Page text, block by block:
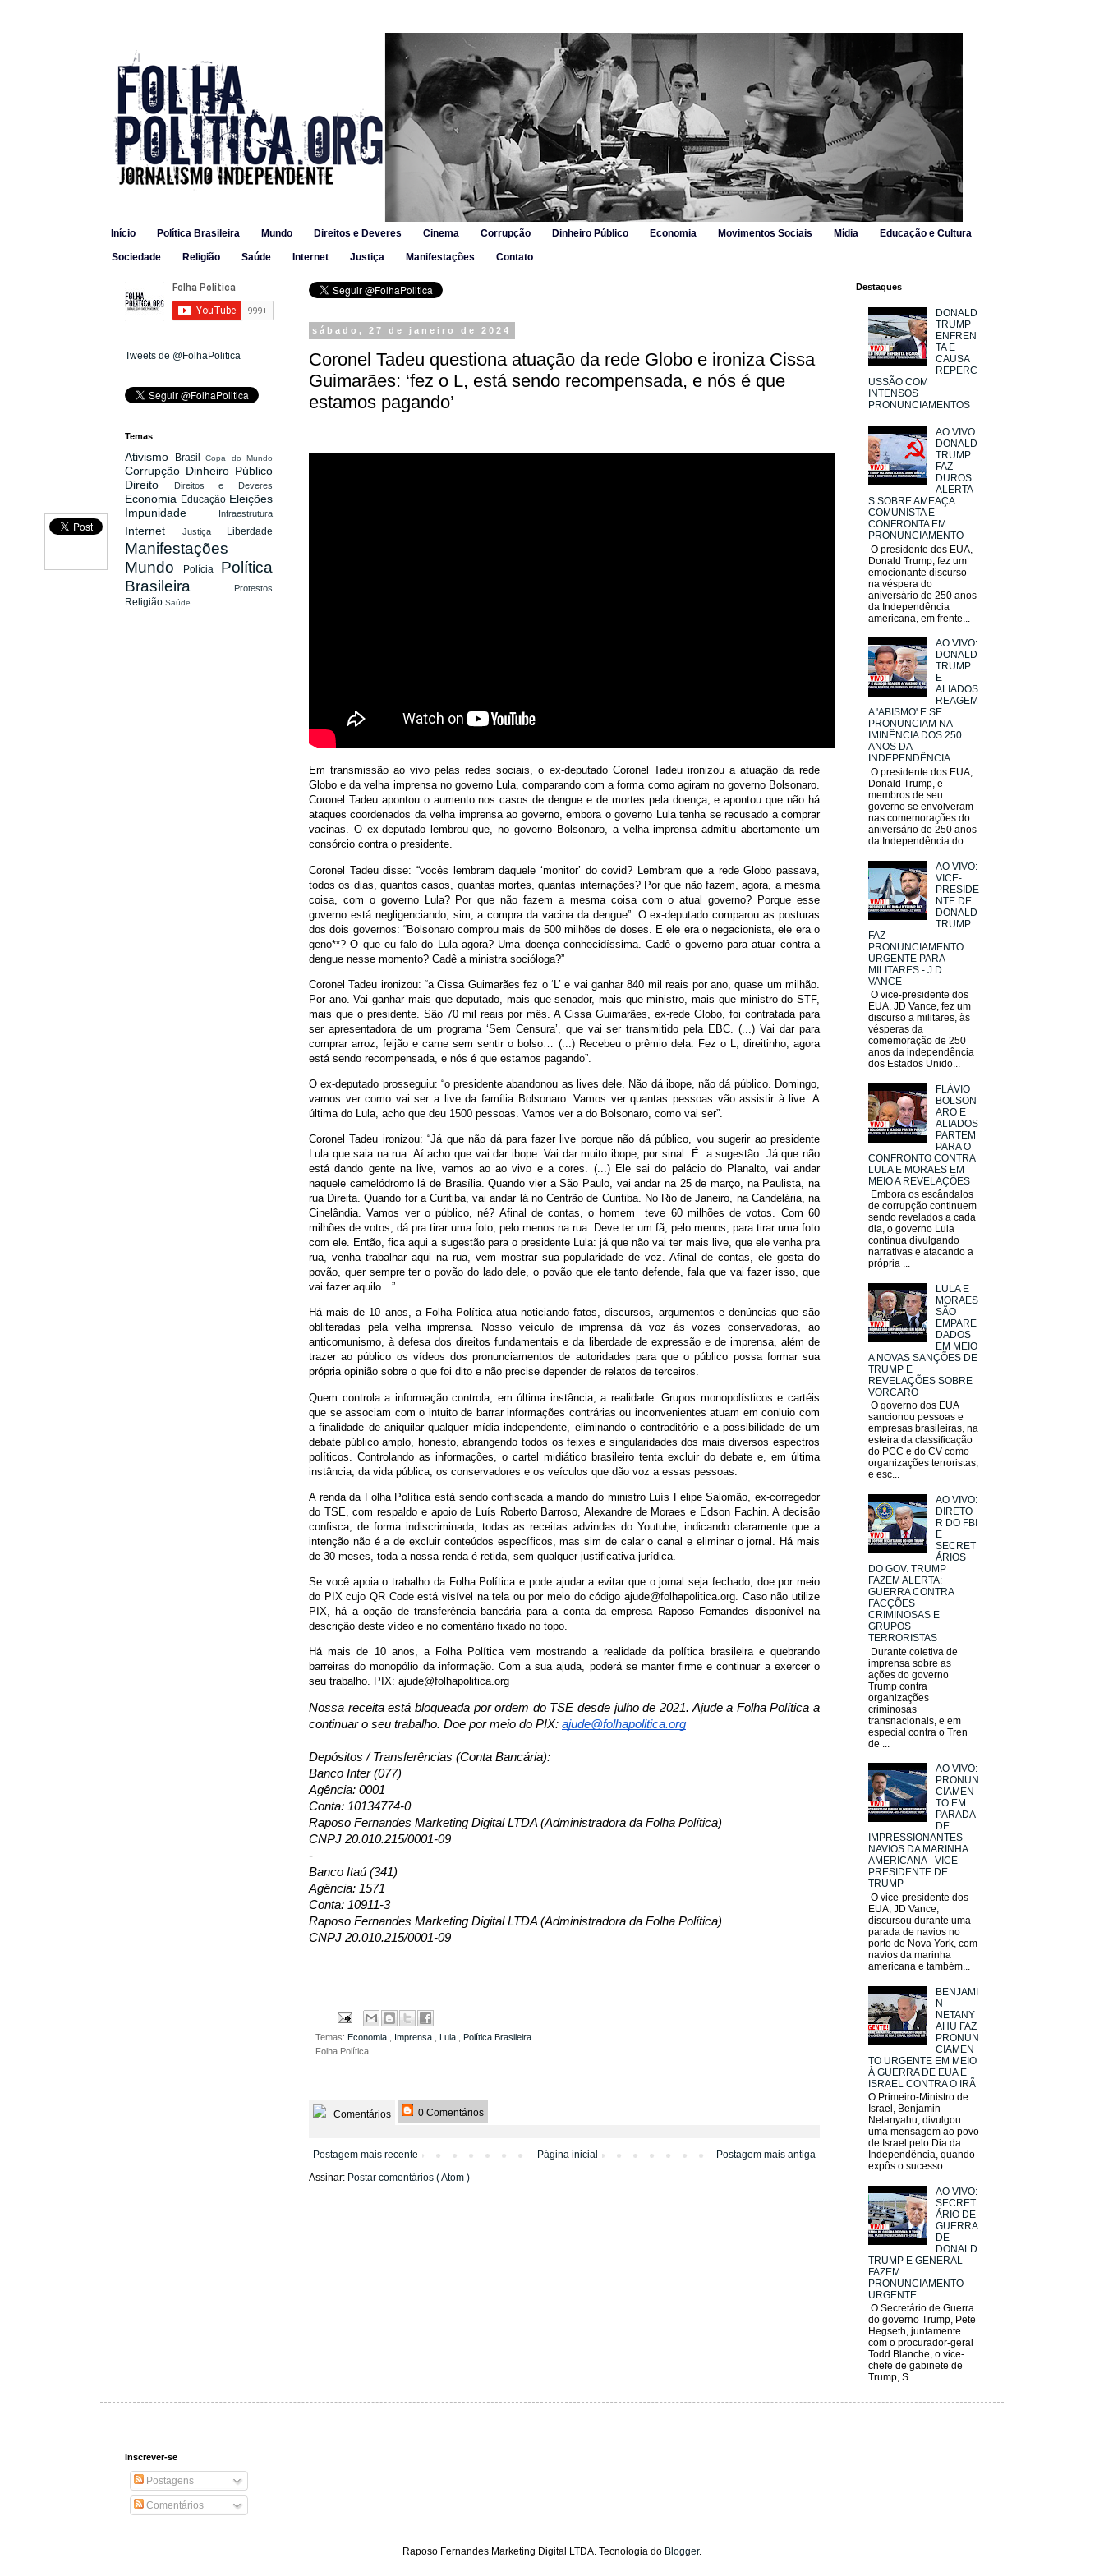
Início Política Brasileira Mundo Direitos e Deveres Cinema Corrupção Dinheiro Público Economia Movimentos Sociais Mídia Educação e Cultura
Sociedade Religião Saúde Internet Justiça Manifestações Contato
sábado, 27 de janeiro de 2024
Coronel Tadeu questiona atuação da rede Globo e ironiza Cissa
Guimarães: ‘fez o L, está sendo recompensada, e nós é que
estamos pagando’
Em transmissão ao vivo pelas redes sociais, o ex-deputado Coronel Tadeu ironizou a atuação da rede
Globo e da velha imprensa no governo Lula, comparando com a forma como agiram no governo Bolsonaro.
Coronel Tadeu apontou o aumento nos casos de dengue e de mortes pela doença, e apontou que não há
ataques coordenados da velha imprensa ao governo, embora o governo Lula tenha se recusado a comprar
vacinas. O ex-deputado lembrou que, no governo Bolsonaro, a velha imprensa admitiu abertamente um
consórcio contra o presidente.
Coronel Tadeu disse: “vocês lembram daquele ‘monitor’ do covid? Lembram que a rede Globo passava,
todos os dias, quantos casos, quantas mortes, quantas internações? Por que não fazem, agora, a mesma
coisa, com o governo Lula? Por que não fazem a mesma coisa com o atual governo? Porque esse
governo está negligenciando, sim, a compra da vacina da dengue”. O ex-deputado comparou as posturas
dos dois governos: “Bolsonaro comprou mais de 500 milhões de doses. E ele era o negacionista, ele era o
geno**? O que eu falo do Lula agora? Uma doença conhecidíssima. Cadê o governo para atuar contra a
dengue nesse momento? Cadê a ministra socióloga?”
Coronel Tadeu ironizou: “a Cissa Guimarães fez o ‘L’ e vai ganhar 840 mil reais por ano, quase um milhão.
Por ano. Vai ganhar mais que deputado, mais que senador, mais que ministro, mais que ministro do STF,
mais que o presidente. São 70 mil reais por mês. A Cissa Guimarães, ex-rede Globo, foi contratada para
ser apresentadora de um programa ‘Sem Censura’, que vai ser transmitido pela EBC. (...) Vai dar para
comprar arroz, feijão e carne sem sentir o bolso… (...) Recebeu o prêmio dela. Fez o L, direitinho, agora
está sendo recompensada, e nós é que estamos pagando”.
O ex-deputado prosseguiu: “o presidente abandonou as lives dele. Não dá ibope, não dá público. Domingo,
vamos ver como vai ser a live da família Bolsonaro. Vamos ver quantas pessoas vão assistir à live. A
última do Lula, acho que deu 1500 pessoas. Vamos ver a do Bolsonaro, como vai ser”.
Coronel Tadeu ironizou: “Já que não dá para fazer live porque não dá público, vou sugerir ao presidente
Lula que saia na rua. Aí acho que vai dar ibope. Vai dar muito ibope, por sinal. É a sugestão. Já que não
está dando gente na live, vamos ao ao vivo e a cores. (...) Ele sai do palácio do Planalto, vai andar
naquele camelódromo lá de Brasília. Quando vier a São Paulo, vai andar na 25 de março, na Paulista, na
rua Direita. Quando for a Curitiba, vai andar lá no Centrão de Curitiba. No Rio de Janeiro, na Candelária, na
Cinelândia. Vamos ver o público, né? Afinal de contas, o homem teve 60 milhões de votos. Com 60
milhões de votos, dá pra tirar uma foto, pelo menos na rua. Deve ter um fã, pelo menos, para tirar uma foto
com ele. Então, fica aqui a sugestão para o presidente Lula: já que não vai ter mais live, que ele venha pra
rua, venha trabalhar aqui na rua, vem mostrar sua popularidade de vez. Afinal de contas, ele gosta do
povão, quer sempre ter o povão do lado dele, o povão que ele tanto defende, fala que vai fazer isso, que
vai fazer aquilo…”
Há mais de 10 anos, a Folha Política atua noticiando fatos, discursos, argumentos e denúncias que são
obliteradas pela velha imprensa. Nosso veículo de imprensa dá voz às vozes conservadoras, ao
anticomunismo, à defesa dos direitos fundamentais e da liberdade de expressão e de imprensa, além de
trazer ao público os vídeos dos pronunciamentos de autoridades para que o público possa formar sua
própria opinião sobre o que foi dito e não precise depender de relatos de terceiros.
Quem controla a informação controla, em última instância, a realidade. Grupos monopolísticos e cartéis
que se associam com o intuito de barrar informações contrárias ou inconvenientes atuam em conluio com
a finalidade de aniquilar qualquer mídia independente, eliminando o contraditório e a possibilidade de um
debate público amplo, honesto, abrangendo todos os feixes e singularidades dos mais diversos espectros
políticos. Controlando as informações, o cartel midiático brasileiro tenta excluir do debate e, em última
instância, da vida pública, os conservadores e os veículos que dão voz a essas pessoas.
A renda da Folha Política está sendo confiscada a mando do ministro Luís Felipe Salomão, ex-corregedor
do TSE, com respaldo e apoio de Luís Roberto Barroso, Alexandre de Moraes e Edson Fachin. A decisão
confisca, de forma indiscriminada, todas as receitas advindas do Youtube, indicando claramente que a
intenção não é a de excluir conteúdos específicos, mas sim de calar o canal e eliminar o jornal. Há mais
de 30 meses, toda a nossa renda é retida, sem qualquer justificativa jurídica.
Se você apoia o trabalho da Folha Política e pode ajudar a evitar que o jornal seja fechado, doe por meio
do PIX cujo QR Code está visível na tela ou por meio do código ajude@folhapolitica.org. Caso não utilize
PIX, há a opção de transferência bancária para a conta da empresa Raposo Fernandes disponível na
descrição deste vídeo e no comentário fixado no topo.
Há mais de 10 anos, a Folha Política vem mostrando a realidade da política brasileira e quebrando
barreiras do monopólio da informação. Com a sua ajuda, poderá se manter firme e continuar a exercer o
seu trabalho. PIX: ajude@folhapolitica.org
Nossa receita está bloqueada por ordem do TSE desde julho de 2021. Ajude a Folha Política a
continuar o seu trabalho. Doe por meio do PIX: ajude@folhapolitica.org
Depósitos / Transferências (Conta Bancária):
Banco Inter (077)
Agência: 0001
Conta: 10134774-0
Raposo Fernandes Marketing Digital LTDA (Administradora da Folha Política)
CNPJ 20.010.215/0001-09
-
Banco Itaú (341)
Agência: 1571
Conta: 10911-3
Raposo Fernandes Marketing Digital LTDA (Administradora da Folha Política)
CNPJ 20.010.215/0001-09
Temas: Economia Imprensa Lula
Política Brasileira
Folha Política
Comentários 0 Comentários
Postagem mais recente Postagem mais antiga
Página inicial
Assinar: Postar comentários ( Atom )
Tweets de @FolhaPolitica
Temas
Ativismo Brasil Copa do Mundo
Corrupção Dinheiro Público
Direito
Direitos e Deveres
Economia Educação Eleições
Impunidade
Infraestrutura
Internet Justiça Liberdade
Manifestações
Mundo
Polícia Política
Brasileira
Protestos
Religião Saúde
Destaques
DONALD
TRUMP
ENFREN
TA E
CAUSA
REPERC
USSÃO COM
INTENSOS
PRONUNCIAMENTOS
AO VIVO:
DONALD
TRUMP
FAZ
DUROS
ALERTA
S SOBRE AMEAÇA
COMUNISTA E
CONFRONTA EM
PRONUNCIAMENTO
O presidente dos EUA,
Donald Trump, fez um
emocionante discurso
na véspera do
aniversário de 250 anos
da Independência
americana, em frente...
AO VIVO:
DONALD
TRUMP
E
ALIADOS
REAGEM
A 'ABISMO' E SE
PRONUNCIAM NA
IMINÊNCIA DOS 250
ANOS DA
INDEPENDÊNCIA
O presidente dos EUA,
Donald Trump, e
membros de seu
governo se envolveram
nas comemorações do
aniversário de 250 anos
da Independência do ...
AO VIVO:
VICE-
PRESIDE
NTE DE
DONALD
TRUMP
FAZ
PRONUNCIAMENTO
URGENTE PARA
MILITARES - J.D.
VANCE
O vice-presidente dos
EUA, JD Vance, fez um
discurso a militares, às
vésperas da
comemoração de 250
anos da independência
dos Estados Unido...
FLÁVIO
BOLSON
ARO E
ALIADOS
PARTEM
PARA O
CONFRONTO CONTRA
LULA E MORAES EM
MEIO A REVELAÇÕES
Embora os escândalos
de corrupção continuem
sendo revelados a cada
dia, o governo Lula
continua divulgando
narrativas e atacando a
própria ...
LULA E
MORAES
SÃO
EMPARE
DADOS
EM MEIO
A NOVAS SANÇÕES DE
TRUMP E
REVELAÇÕES SOBRE
VORCARO
O governo dos EUA
sancionou pessoas e
empresas brasileiras, na
esteira da classificação
do PCC e do CV como
organizações terroristas,
e esc...
AO VIVO:
DIRETO
R DO FBI
E
SECRET
ÁRIOS
DO GOV. TRUMP
FAZEM ALERTA:
GUERRA CONTRA
FACÇÕES
CRIMINOSAS E
GRUPOS
TERRORISTAS
Durante coletiva de
imprensa sobre as
ações do governo
Trump contra
organizações
criminosas
transnacionais, e em
especial contra o Tren
de ...
AO VIVO:
PRONUN
CIAMEN
TO EM
PARADA
DE
IMPRESSIONANTES
NAVIOS DA MARINHA
AMERICANA - VICE-
PRESIDENTE DE
TRUMP
O vice-presidente dos
EUA, JD Vance,
discursou durante uma
parada de navios no
porto de Nova York, com
navios da marinha
americana e também...
BENJAMI
N
NETANY
AHU FAZ
PRONUN
CIAMEN
TO URGENTE EM MEIO
À GUERRA DE EUA E
ISRAEL CONTRA O IRÃ
O Primeiro-Ministro de
Israel, Benjamin
Netanyahu, divulgou
uma mensagem ao povo
de Israel pelo Dia da
Independência, quando
expôs o sucesso...
AO VIVO:
SECRET
ÁRIO DE
GUERRA
DE
DONALD
TRUMP E GENERAL
FAZEM
PRONUNCIAMENTO
URGENTE
O Secretário de Guerra
do governo Trump, Pete
Hegseth, juntamente
com o procurador-geral
Todd Blanche, o vice-
chefe de gabinete de
Trump, S...
Inscrever-se
Postagens
Comentários
Raposo Fernandes Marketing Digital LTDA. Tecnologia do Blogger.